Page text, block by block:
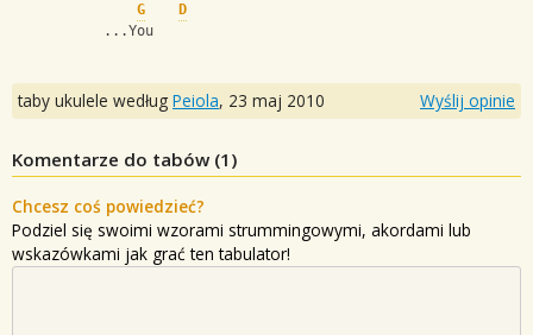
G
D
           ...You
taby ukulele według Peiola, 23 maj 2010 Wyślij opinie
Komentarze do tabów (1 )
Chcesz coś powiedzieć?
Podziel się swoimi wzorami strummingowymi, akordami lub
wskazówkami jak grać ten tabulator!